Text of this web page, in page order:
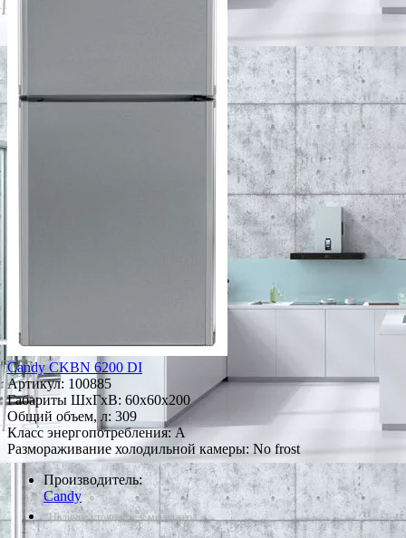
Candy CKBN 6200 DI
Артикул: 100885
Габариты ШxГxВ: 60x60x200
Общий объем, л: 309
Класс энергопотребления: A
Размораживание холодильной камеры: No frost
Производитель:
Candy
*Наличие уточняйте у менеджера